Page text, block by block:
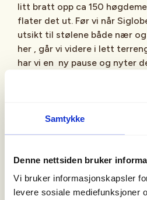
Samtykke
Denne nettsiden bruker
Vi bruker informasjonskapsler
levere sosiale mediefunksjoner
litt bratt opp ca 150
flater det ut. Før vi når
utsikt til stølene både nær
her , går vi videre i lett
har vi en ny pause og nyter
Turen er ca 6 – 7 km og tar